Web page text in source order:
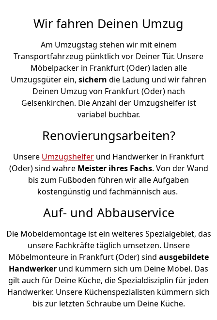
Wir fahren Deinen Umzug
Am Umzugstag stehen wir mit einem
Transportfahrzeug pünktlich vor Deiner Tür. Unsere
Möbelpacker in Frankfurt (Oder) laden alle
Umzugsgüter ein, sichern die Ladung und wir fahren
Deinen Umzug von Frankfurt (Oder) nach
Gelsenkirchen. Die Anzahl der Umzugshelfer ist
variabel buchbar.
Renovierungsarbeiten?
Unsere Umzugshelfer und Handwerker in Frankfurt
(Oder) sind wahre Meister ihres Fachs. Von der Wand
bis zum Fußboden führen wir alle Aufgaben
kostengünstig und fachmännisch aus.
Auf- und Abbauservice
Die Möbeldemontage ist ein weiteres Spezialgebiet, das
unsere Fachkräfte täglich umsetzen. Unsere
Möbelmonteure in Frankfurt (Oder) sind ausgebildete
Handwerker und kümmern sich um Deine Möbel. Das
gilt auch für Deine Küche, die Spezialdisziplin für jeden
Handwerker. Unsere Küchenspezialisten kümmern sich
bis zur letzten Schraube um Deine Küche.